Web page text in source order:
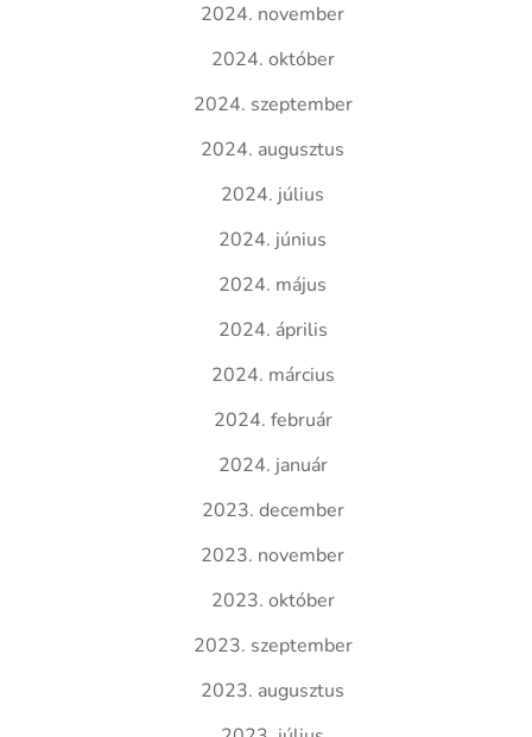
2024. november
2024. október
2024. szeptember
2024. augusztus
2024. július
2024. június
2024. május
2024. április
2024. március
2024. február
2024. január
2023. december
2023. november
2023. október
2023. szeptember
2023. augusztus